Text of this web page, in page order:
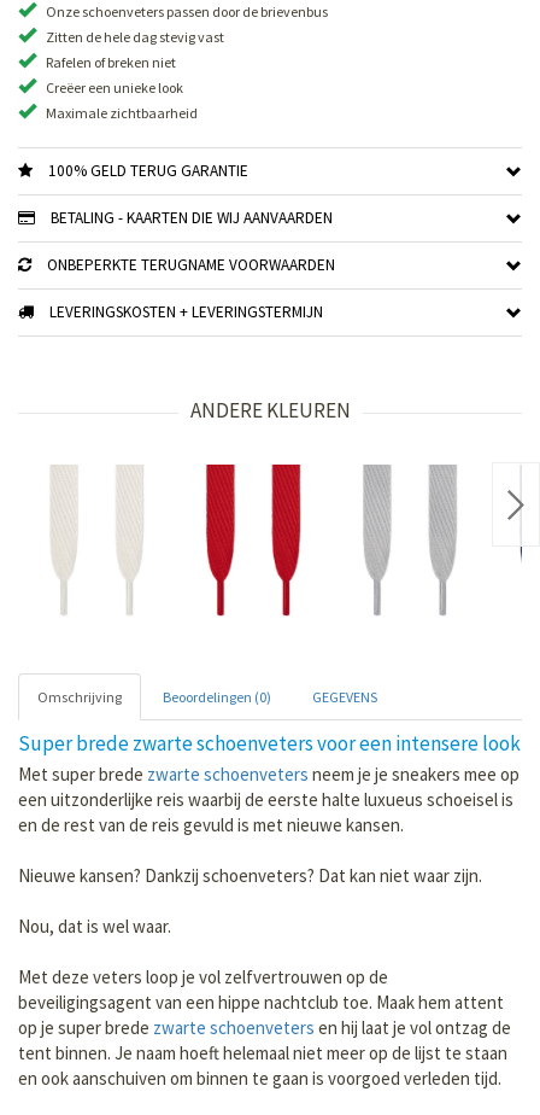
Onze schoenveters passen door de brievenbus
Zitten de hele dag stevig vast
Rafelen of breken niet
Creëer een unieke look
Maximale zichtbaarheid
100% GELD TERUG GARANTIE
BETALING - KAARTEN DIE WIJ AANVAARDEN
ONBEPERKTE TERUGNAME VOORWAARDEN
LEVERINGSKOSTEN + LEVERINGSTERMIJN
ANDERE KLEUREN
Omschrijving Beoordelingen (0) GEGEVENS
Super brede zwarte schoenveters voor een intensere look
Met super brede zwarte schoenveters neem je je sneakers mee op
een uitzonderlijke reis waarbij de eerste halte luxueus schoeisel is
en de rest van de reis gevuld is met nieuwe kansen.
Nieuwe kansen? Dankzij schoenveters? Dat kan niet waar zijn.
Nou, dat is wel waar.
Met deze veters loop je vol zelfvertrouwen op de
beveiligingsagent van een hippe nachtclub toe. Maak hem attent
op je super brede zwarte schoenveters en hij laat je vol ontzag de
tent binnen. Je naam hoeft helemaal niet meer op de lijst te staan
en ook aanschuiven om binnen te gaan is voorgoed verleden tijd.